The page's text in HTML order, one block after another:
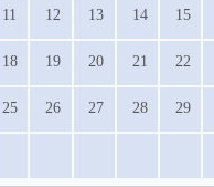
11 12 13 14 15
18 19 20 21 22
25 26 27 28 29